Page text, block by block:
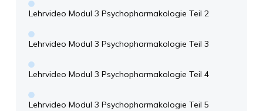
Lehrvideo Modul 3 Psychopharmakologie Teil 2
Lehrvideo Modul 3 Psychopharmakologie Teil 3
Lehrvideo Modul 3 Psychopharmakologie Teil 4
Lehrvideo Modul 3 Psychopharmakologie Teil 5